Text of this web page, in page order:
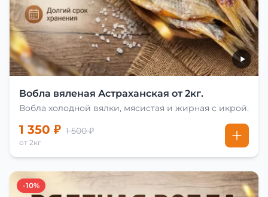
Вобла вяленая Астраханская от 2кг.
Вобла холодной вялки, мясистая и жирная с икрой.
1 350 ₽ 1 500 ₽
от 2кг
-10%